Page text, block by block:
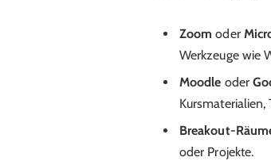
Zoom oder
Werkzeuge wie
Moodle oder
Breakout-
oder Projekte.